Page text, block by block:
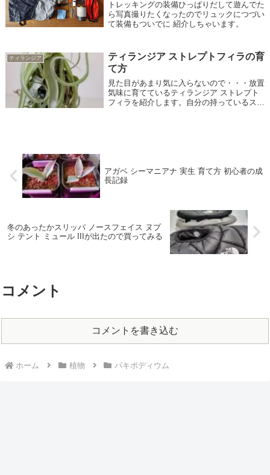
トレッキングの装備ひっぱりだして遊んでた
ら写真撮りたくなったのでリュックにつづい
て装備もついでに 紹介しちゃいます。
ティランジア
ティランジア ストレプトフィラの育
て方
見た目があまり気に入らないので・・・放置
気味に育てているティランジア ストレプト
フィラを紹介します。自分の持っているスト
アガベ シーマニアナ 実生 育て方 初心者の成
長記録
冬のあったかスリッパ ノースフェイス ヌプ
シ テント ミュール IIIが出たので買ってみる
コメント
コメントを書き込む
ホーム 植物 パキポディウム